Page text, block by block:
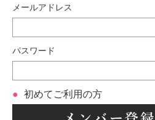
メールアドレス
パスワード
初めてご利用の方